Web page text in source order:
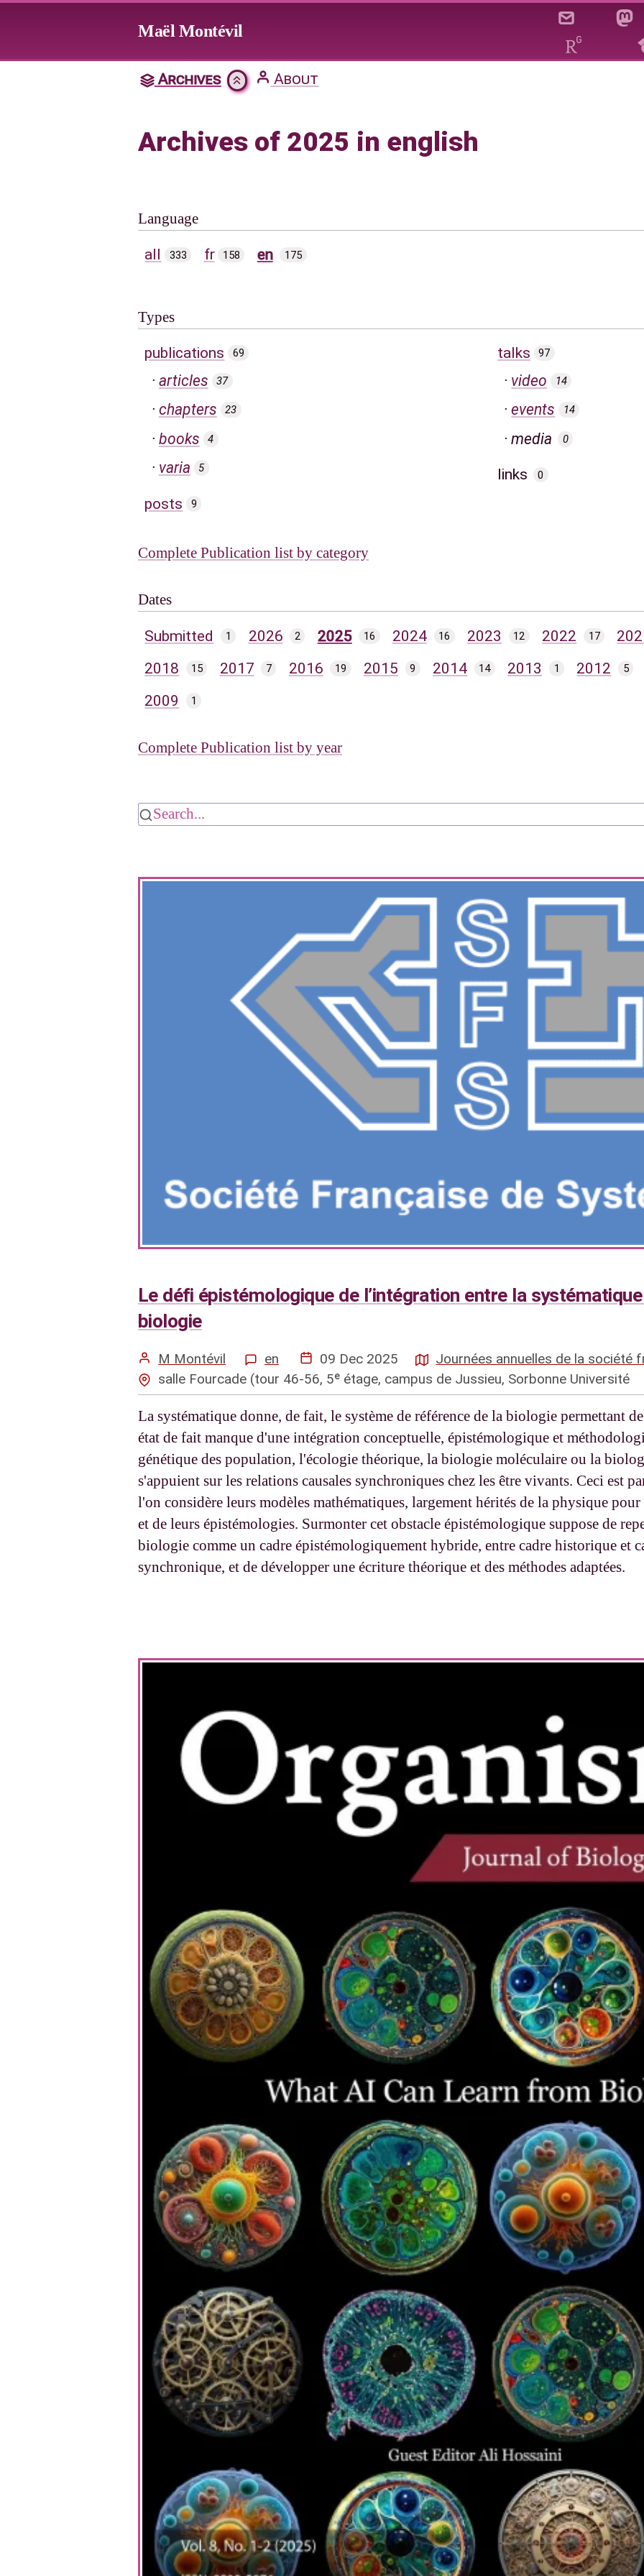
Maël Montévil
Archives About
Archives of 2025 in english
Language
all 333 fr 158 en 175
Types
publications 69
articles 37
chapters 23
books 4
varia 5
posts 9
talks 97
video 14
events 14
media 0
links 0
Complete Publication list by category
Dates
Submitted 1 2026 2 2025 16 2024 16 2023 12 2022 17
2018 15 2017 7 2016 19 2015 9 2014 14 2013 1 2012 5
2009 1
Complete Publication list by year
Le défi épistémologique de l’intégration entre la
biologie
M Montévil en 09 Dec 2025
Journées annuelles de la société
salle Fourcade (tour 46-56, 5ᵉ étage, campus de Jussieu, Sorbonne Université
La systématique donne, de fait, le système de référence de la biologie permettant
état de fait manque d'une intégration conceptuelle, épistémologique et
génétique des population, l'écologie théorique, la biologie moléculaire ou la
s'appuient sur les relations causales synchroniques chez les être vivants. Ceci est
l'on considère leurs modèles mathématiques, largement hérités de la physique
et de leurs épistémologies. Surmonter cet obstacle épistémologique suppose de
biologie comme un cadre épistémologiquement hybride, entre cadre historique et
synchronique, et de développer une écriture théorique et des méthodes adaptées.